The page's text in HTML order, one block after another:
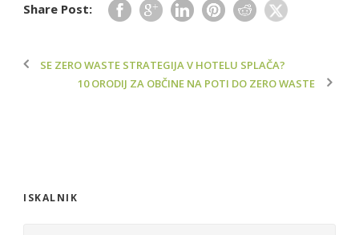
Share Post:
SE ZERO WASTE STRATEGIJA V HOTELU SPLAČA?
10 ORODIJ ZA OBČINE NA POTI DO ZERO WASTE
ISKALNIK